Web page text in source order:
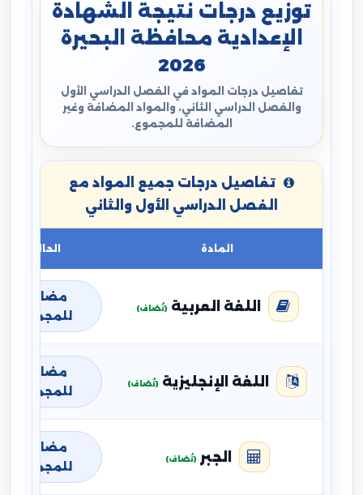
توزيع درجات نتيجة الشهادة
الإعدادية محافظة البحيرة
2026
تفاصيل درجات المواد في الفصل الدراسي الأول
والفصل الدراسي الثاني، والمواد المضافة وغير
المضافة للمجموع.
تفاصيل درجات جميع المواد مع
الفصل الدراسي الأول والثاني
المادة الحالة
اللغة العربية (تُضاف)
مضافة
للمجموع
اللغة الإنجليزية (تُضاف)
مضافة
للمجموع
الجبر (تُضاف)
مضافة
للمجموع